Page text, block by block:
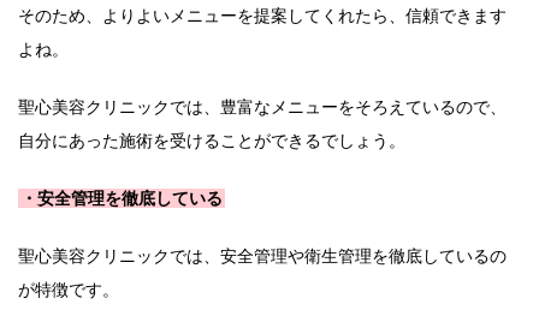
そのため、よりよいメニューを提案してくれたら、信頼できます
よね。
聖心美容クリニックでは、豊富なメニューをそろえているので、
自分にあった施術を受けることができるでしょう。
・安全管理を徹底している
聖心美容クリニックでは、安全管理や衛生管理を徹底しているの
が特徴です。